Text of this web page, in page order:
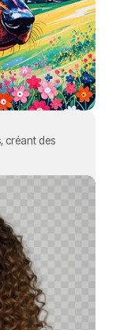
créant des